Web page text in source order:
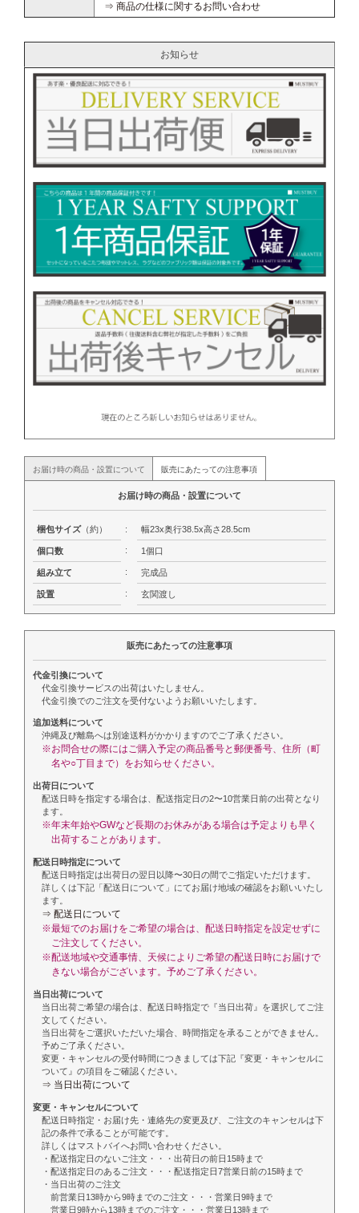
⇒ 商品の仕様に関するお問い合わせ
お知らせ
お届け時の商品・設置について 販売にあたっての注意事項
お届け時の商品・設置について
梱包サイズ（約） : 幅23x奥行38.5x高さ28.5cm
個口数 : 1個口
組み立て : 完成品
設置 : 玄関渡し
販売にあたっての注意事項
代金引換について
代金引換サービスの出荷はいたしません。
代金引換でのご注文を受付ないようお願いいたします。
追加送料について
沖縄及び離島へは別途送料がかかりますのでご了承ください。
※お問合せの際にはご購入予定の商品番号と郵便番号、住所（町
名や○丁目まで）をお知らせください。
出荷日について
配送日時を指定する場合は、配送指定日の2〜10営業日前の出荷となり
ます。
※年末年始やGWなど長期のお休みがある場合は予定よりも早く
出荷することがあります。
配送日時指定について
配送日時指定は出荷日の翌日以降〜30日の間でご指定いただけます。
詳しくは下記「配送日について」にてお届け地域の確認をお願いいたし
ます。
⇒ 配送日について
※最短でのお届けをご希望の場合は、配送日時指定を設定せずに
ご注文してください。
※配送地域や交通事情、天候によりご希望の配送日時にお届けで
きない場合がございます。予めご了承ください。
当日出荷について
当日出荷ご希望の場合は、配送日時指定で『当日出荷』を選択してご注
文してください。
当日出荷をご選択いただいた場合、時間指定を承ることができません。
予めご了承ください。
変更・キャンセルの受付時間につきましては下記『変更・キャンセルに
ついて』の項目をご確認ください。
⇒ 当日出荷について
変更・キャンセルについて
配送日時指定・お届け先・連絡先の変更及び、ご注文のキャンセルは下
記の条件で承ることが可能です。
詳しくはマストバイへお問い合わせください。
・配送指定日のないご注文・・・出荷日の前日15時まで
・配送指定日のあるご注文・・・配送指定日7営業日前の15時まで
・当日出荷のご注文
前営業日13時から9時までのご注文・・・営業日9時まで
営業日9時から13時までのご注文・・・営業日13時まで